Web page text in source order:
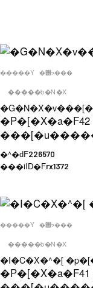
�����Y �݌ɂ���
�����b�N�X
�P�[�X�a�F42
�^�ԁF226570
���iID�Frx1372
�����Y �݌ɂ���
�����b�N�X
�I�C�X�^�[
�P�[�X�a�F41